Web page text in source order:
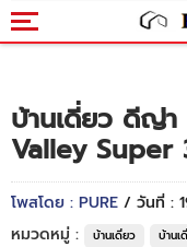
บ้านเดี่ยว ดีญ่า
Valley Super
โพสโดย : PURE / วันที่ :
หมวดหมู่ :
บ้านเดี่ยว บ้านเ